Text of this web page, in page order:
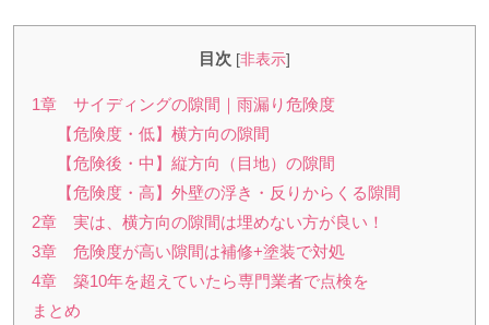
目次 [非表示]
1章 サイディングの隙間｜雨漏り危険度
【危険度・低】横方向の隙間
【危険後・中】縦方向（目地）の隙間
【危険度・高】外壁の浮き・反りからくる隙間
2章 実は、横方向の隙間は埋めない方が良い！
3章 危険度が高い隙間は補修+塗装で対処
4章 築10年を超えていたら専門業者で点検を
まとめ